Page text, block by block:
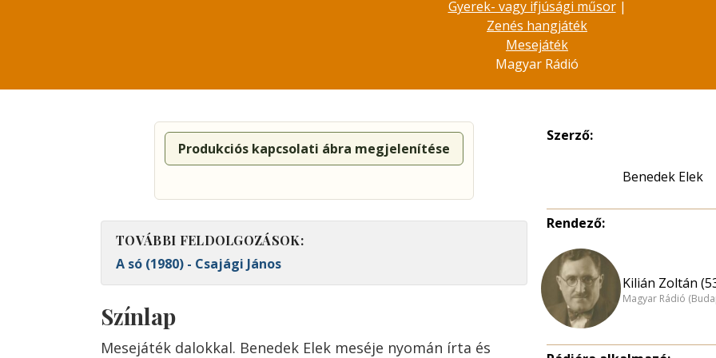
Gyerek- vagy ifjúsági műsor|
Zenés hangjáték
Mesejáték
Magyar Rádió
Produkciós kapcsolati ábra megjelenítése
TOVÁBBI FELDOLGOZÁSOK:
A só (1980) - Csajági János
Színlap
Mesejáték dalokkal. Benedek Elek meséje nyomán írta és
Szerző:
Benedek Elek
Rendező:
Kilián Zoltán
Magyar Rádió